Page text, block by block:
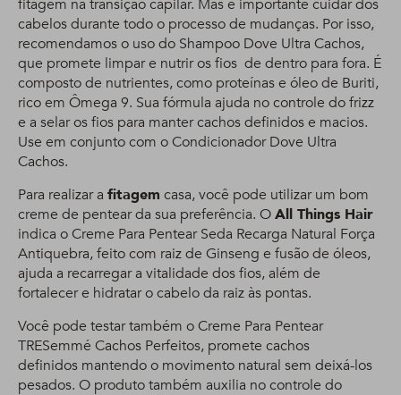
fitagem na transição capilar. Mas é importante cuidar dos
cabelos durante todo o processo de mudanças. Por isso,
recomendamos o uso do Shampoo Dove Ultra Cachos,
que promete limpar e nutrir os fios de dentro para fora. É
composto de nutrientes, como proteínas e óleo de Buriti,
rico em Ômega 9. Sua fórmula ajuda no controle do frizz
e a selar os fios para manter cachos definidos e macios.
Use em conjunto com o Condicionador Dove Ultra
Cachos.
Para realizar a fitagem casa, você pode utilizar um bom
creme de pentear da sua preferência. OAll Things Hair
indica o Creme Para Pentear Seda Recarga Natural Força
Antiquebra, feito com raiz de Ginseng e fusão de óleos,
ajuda a recarregar a vitalidade dos fios, além de
fortalecer e hidratar o cabelo da raiz às pontas.
Você pode testar também o Creme Para Pentear
TRESemmé Cachos Perfeitos, promete cachos
definidos mantendo o movimento natural sem deixá-los
pesados. O produto também auxilia no controle do